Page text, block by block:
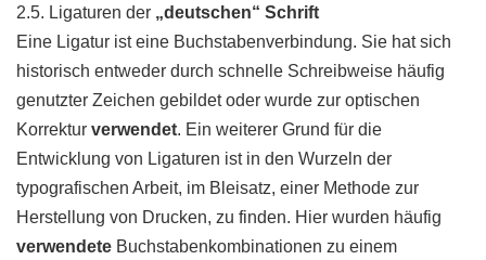
2.5. Ligaturen der „deutschen“ Schrift
Eine Ligatur ist eine Buchstabenverbindung. Sie hat sich
historisch entweder durch schnelle Schreibweise häufig
genutzter Zeichen gebildet oder wurde zur optischen
Korrektur verwendet. Ein weiterer Grund für die
Entwicklung von Ligaturen ist in den Wurzeln der
typografischen Arbeit, im Bleisatz, einer Methode zur
Herstellung von Drucken, zu finden. Hier wurden häufig
verwendete Buchstabenkombinationen zu einem